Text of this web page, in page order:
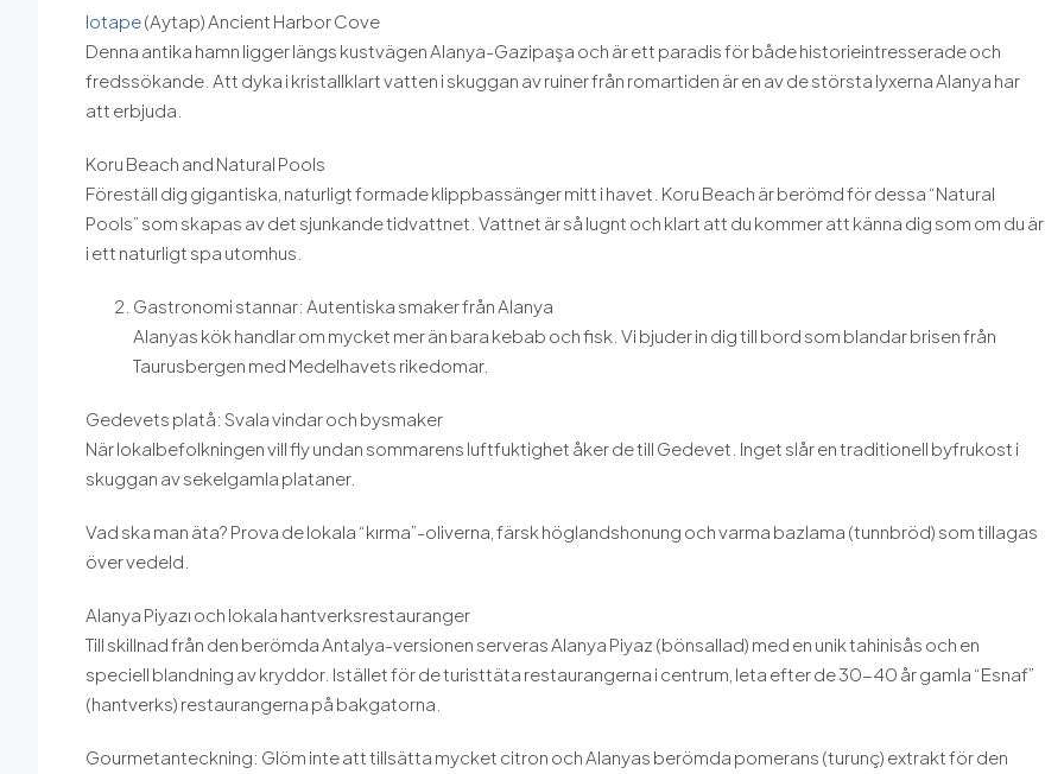
Iotape(Aytap) Ancient Harbor Cove
Denna antika hamn ligger längs kustvägen Alanya-Gazipaşa och är ett paradis för både historieintresserade och
fredssökande. Att dyka i kristallklart vatten i skuggan av ruiner från romartiden är en av de största lyxerna Alanya har
att erbjuda.
Koru Beach and Natural Pools
Föreställ dig gigantiska, naturligt formade klippbassänger mitt i havet. Koru Beach är berömd för dessa “Natural
Pools” som skapas av det sjunkande tidvattnet. Vattnet är så lugnt och klart att du kommer att känna dig som om du är
i ett naturligt spa utomhus.
Gastronomi stannar: Autentiska smaker från Alanya
Alanyas kök handlar om mycket mer än bara kebab och fisk. Vi bjuder in dig till bord som blandar brisen från
Taurusbergen med Medelhavets rikedomar.
Gedevets platå: Svala vindar och bysmaker
När lokalbefolkningen vill fly undan sommarens luftfuktighet åker de till Gedevet. Inget slår en traditionell byfrukost i
skuggan av sekelgamla plataner.
Vad ska man äta? Prova de lokala “kırma”-oliverna, färsk höglandshonung och varma bazlama (tunnbröd) som tillagas
över vedeld.
Alanya Piyazı och lokala hantverksrestauranger
Till skillnad från den berömda Antalya-versionen serveras Alanya Piyaz (bönsallad) med en unik tahinisås och en
speciell blandning av kryddor. Istället för de turisttäta restaurangerna i centrum, leta efter de 30-40 år gamla “Esnaf”
(hantverks) restaurangerna på bakgatorna.
Gourmetanteckning: Glöm inte att tillsätta mycket citron och Alanyas berömda pomerans (turunç) extrakt för den